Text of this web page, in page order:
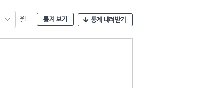
월 통계 보기 통계 내려받기